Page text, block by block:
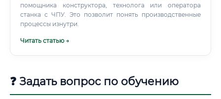
помощника конструктора, технолога или оператора
станка с ЧПУ. Это позволит понять производственные
процессы изнутри.
Читать статью →
❓ Задать вопрос по обучению